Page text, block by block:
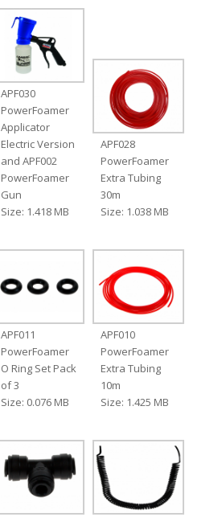
APF030
PowerFoamer
Applicator
Electric Version
and APF002
PowerFoamer
Gun
Size: 1.418 MB
APF028
PowerFoamer
Extra Tubing
30m
Size: 1.038 MB
APF011
PowerFoamer
O Ring Set Pack
of 3
Size: 0.076 MB
APF010
PowerFoamer
Extra Tubing
10m
Size: 1.425 MB